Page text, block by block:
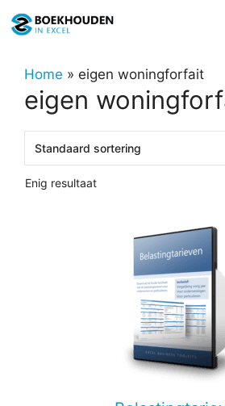
naar
inhoudHome » eigen woningforfait
eigen
Enig resultaat